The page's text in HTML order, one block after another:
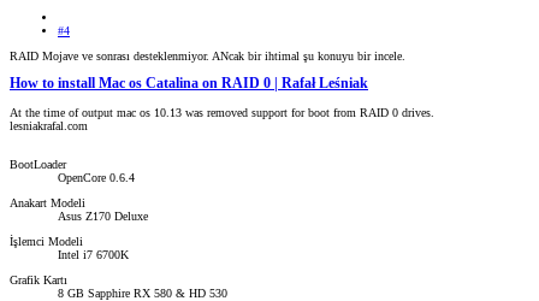
#4
RAID Mojave ve sonrası desteklenmiyor. ANcak bir ihtimal şu konuyu bir incele.
How to install Mac os Catalina on RAID 0 | Rafał Leśniak
At the time of output mac os 10.13 was removed support for boot from RAID 0 drives.
lesniakrafal.com
BootLoader
OpenCore 0.6.4
Anakart Modeli
Asus Z170 Deluxe
İşlemci Modeli
Intel i7 6700K
Grafik Kartı
8 GB Sapphire RX 580 & HD 530